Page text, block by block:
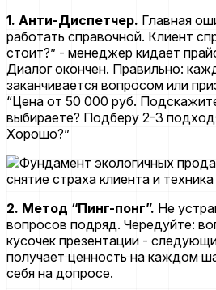
1. Анти-Диспетчер. Главная
работать справочной. Клиент
стоит?” - менеджер кидает
Диалог окончен. Правильно:
заканчивается вопросом или
“Цена от 50 000 руб.
выбираете? Подберу 2-3
Хорошо?”
2. Метод “Пинг-понг”. Не
вопросов подряд. Чередуйте:
кусочек презентации -
получает ценность на каждом
себя на допросе.